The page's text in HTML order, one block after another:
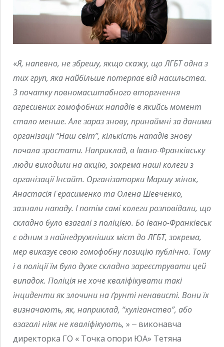
«Я, напевно, не збрешу, якщо скажу, що ЛГБТ одна з
тих груп, яка найбільше потерпає від насильства.
З початку повномасштабного вторгнення
агресивних гомофобних нападів в якийсь момент
стало менше. Але зараз знову, принаймні за даними
організації “Наш світ”, кількість нападів знову
почала зростати. Наприклад, в Івано-Франківську
люди виходили на акцію, зокрема наші колеги з
організації Інсайт. Організаторки Маршу жінок,
Анастасія Герасименко та Олена Шевченко,
зазнали нападу. І потім самі колеги розповідали, що
складно було взагалі з поліцією. Бо Івано-Франківськ
є одним з найнедружніших міст до ЛГБТ, зокрема,
мер виказує свою гомофобну позицію публічно. Тому
і в поліції їм було дуже складно зареєструвати цей
випадок. Поліція не хоче кваліфікувати такі
інциденти як злочини на ґрунті ненависті. Вони їх
визначають, як, наприклад, “хуліганство”, або
взагалі ніяк не кваліфікують, » ‒ виконавча
директорка ГО « Точка опори ЮА» Тетяна